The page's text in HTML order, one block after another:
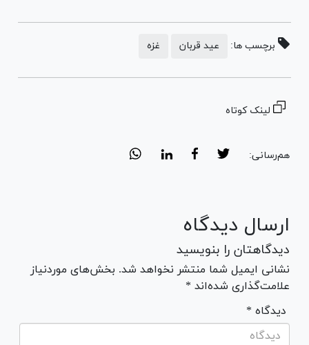
برچسب ها: عید قربان غزه
لینک کوتاه
هم‌رسانی:
ارسال دیدگاه
دیدگاهتان را بنویسید
نشانی ایمیل شما منتشر نخواهد شد. بخش‌های موردنیاز
علامت‌گذاری شده‌اند *
* دیدگاه